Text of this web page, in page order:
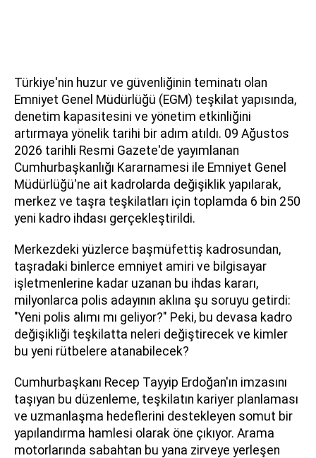
Türkiye'nin huzur ve güvenliğinin teminatı olan
Emniyet Genel Müdürlüğü (EGM) teşkilat yapısında,
denetim kapasitesini ve yönetim etkinliğini
artırmaya yönelik tarihi bir adım atıldı. 09 Ağustos
2026 tarihli Resmi Gazete'de yayımlanan
Cumhurbaşkanlığı Kararnamesi ile Emniyet Genel
Müdürlüğü'ne ait kadrolarda değişiklik yapılarak,
merkez ve taşra teşkilatları için toplamda 6 bin 250
yeni kadro ihdası gerçekleştirildi.
Merkezdeki yüzlerce başmüfettiş kadrosundan,
taşradaki binlerce emniyet amiri ve bilgisayar
işletmenlerine kadar uzanan bu ihdas kararı,
milyonlarca polis adayının aklına şu soruyu getirdi:
"Yeni polis alımı mı geliyor?" Peki, bu devasa kadro
değişikliği teşkilatta neleri değiştirecek ve kimler
bu yeni rütbelere atanabilecek?
Cumhurbaşkanı Recep Tayyip Erdoğan'ın imzasını
taşıyan bu düzenleme, teşkilatın kariyer planlaması
ve uzmanlaşma hedeflerini destekleyen somut bir
yapılandırma hamlesi olarak öne çıkıyor. Arama
motorlarında sabahtan bu yana zirveye yerleşen